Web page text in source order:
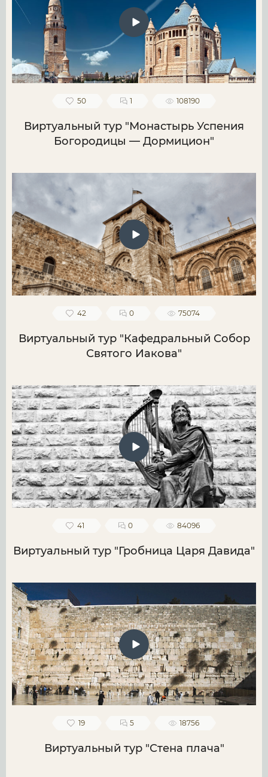
50 1 108190
Виртуальный тур "Монастырь Успения
Богородицы — Дормицион"
42 0 75074
Виртуальный тур "Кафедральный Собор
Святого Иакова"
41 0 84096
Виртуальный тур "Гробница Царя Давида"
19 5 18756
Виртуальный тур "Стена плача"